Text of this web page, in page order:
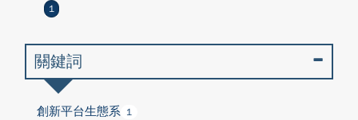
1
關鍵詞
創新平台生態系 1